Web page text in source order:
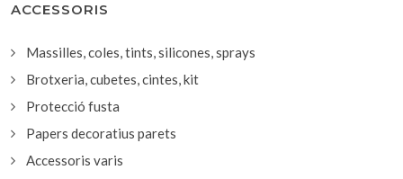
ACCESSORIS
Massilles, coles, tints, silicones, sprays
Brotxeria, cubetes, cintes, kit
Protecció fusta
Papers decoratius parets
Accessoris varis